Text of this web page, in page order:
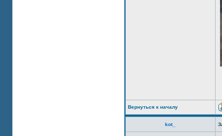
Вернуться к началу
kot_